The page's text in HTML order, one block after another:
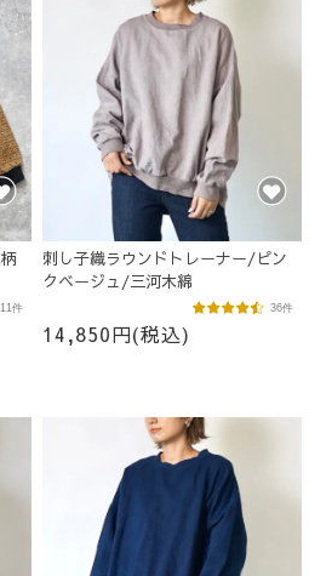
11件
刺し子織ラウンドトレーナー/ピン
クベージュ/三河木綿
14,850円(税込)
36件